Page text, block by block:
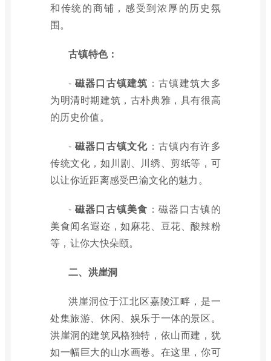
和传统的商铺，感受到浓厚的历史氛
围。
古镇特色：
- 磁器口古镇建筑 ：古镇建筑大多
为明清时期建筑，古朴典雅，具有很高
的历史价值。
- 磁器口古镇文化 ：古镇内有许多
传统文化，如川剧、川绣、剪纸等，可
以让你近距离感受巴渝文化的魅力。
- 磁器口古镇美食 ：磁器口古镇的
美食闻名遐迩，如麻花、豆花、酸辣粉
等，让你大快朵颐。
二、洪崖洞
洪崖洞位于江北区嘉陵江畔，是一
处集旅游、休闲、娱乐于一体的景区。
洪崖洞的建筑风格独特，依山而建，犹
如一幅巨大的山水画卷。在这里，你可